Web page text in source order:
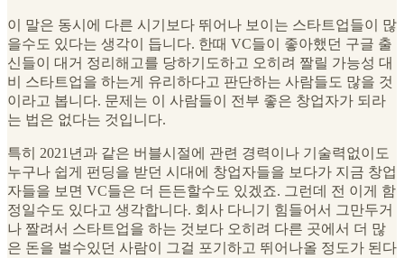
이 말은 동시에 다른 시기보다 뛰어나 보이는 스타트업들이 많
을수도 있다는 생각이 듭니다. 한때 VC들이 좋아했던 구글 출
신들이 대거 정리해고를 당하기도하고 오히려 짤릴 가능성 대
비 스타트업을 하는게 유리하다고 판단하는 사람들도 많을 것
이라고 봅니다. 문제는 이 사람들이 전부 좋은 창업자가 되라
는 법은 없다는 것입니다.
특히 2021년과 같은 버블시절에 관련 경력이나 기술력없이도
누구나 쉽게 펀딩을 받던 시대에 창업자들을 보다가 지금 창업
자들을 보면 VC들은 더 든든할수도 있겠죠. 그런데 전 이게 함
정일수도 있다고 생각합니다. 회사 다니기 힘들어서 그만두거
나 짤려서 스타트업을 하는 것보다 오히려 다른 곳에서 더 많
은 돈을 벌수있던 사람이 그걸 포기하고 뛰어나올 정도가 된다